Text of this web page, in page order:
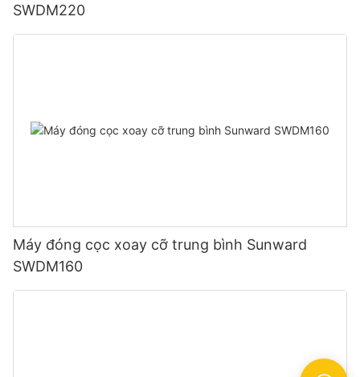
SWDM220
Máy đóng cọc xoay cỡ trung bình Sunward
SWDM160